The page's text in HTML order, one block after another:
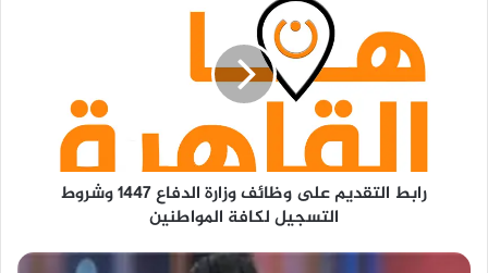
التسجيل
رابط التقديم على وظائف وزارة الدفاع 1447 وشروط
التسجيل لكافة المواطنين
شادي